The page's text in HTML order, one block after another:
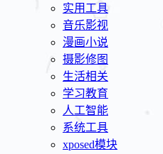
实用工具
音乐影视
漫画小说
摄影修图
生活相关
学习教育
人工智能
系统工具
xposed模块